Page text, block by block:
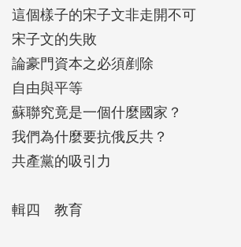
這個樣子的宋子文非走開不可
宋子文的失敗
論豪門資本之必須剷除
自由與平等
蘇聯究竟是一個什麼國家？
我們為什麼要抗俄反共？
共產黨的吸引力
輯四 教育